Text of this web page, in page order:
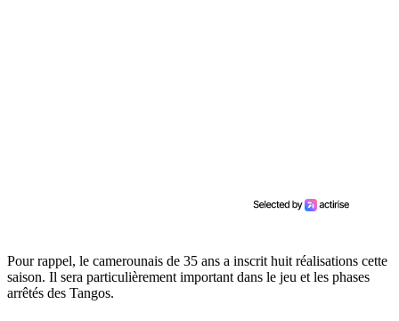
Pour rappel, le camerounais de 35 ans a inscrit huit réalisations cette
saison. Il sera particulièrement important dans le jeu et les phases
arrêtés des Tangos.